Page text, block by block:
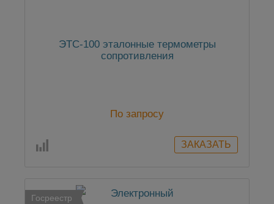
ЭТС-100 эталонные термометры
сопротивления
По запросу
Госреестр